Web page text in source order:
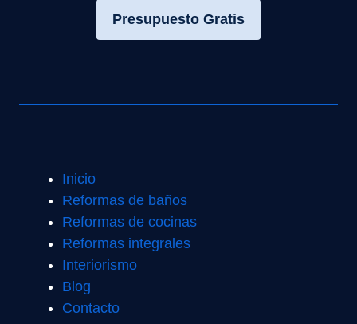
Presupuesto Gratis
Inicio
Reformas de baños
Reformas de cocinas
Reformas integrales
Interiorismo
Blog
Contacto